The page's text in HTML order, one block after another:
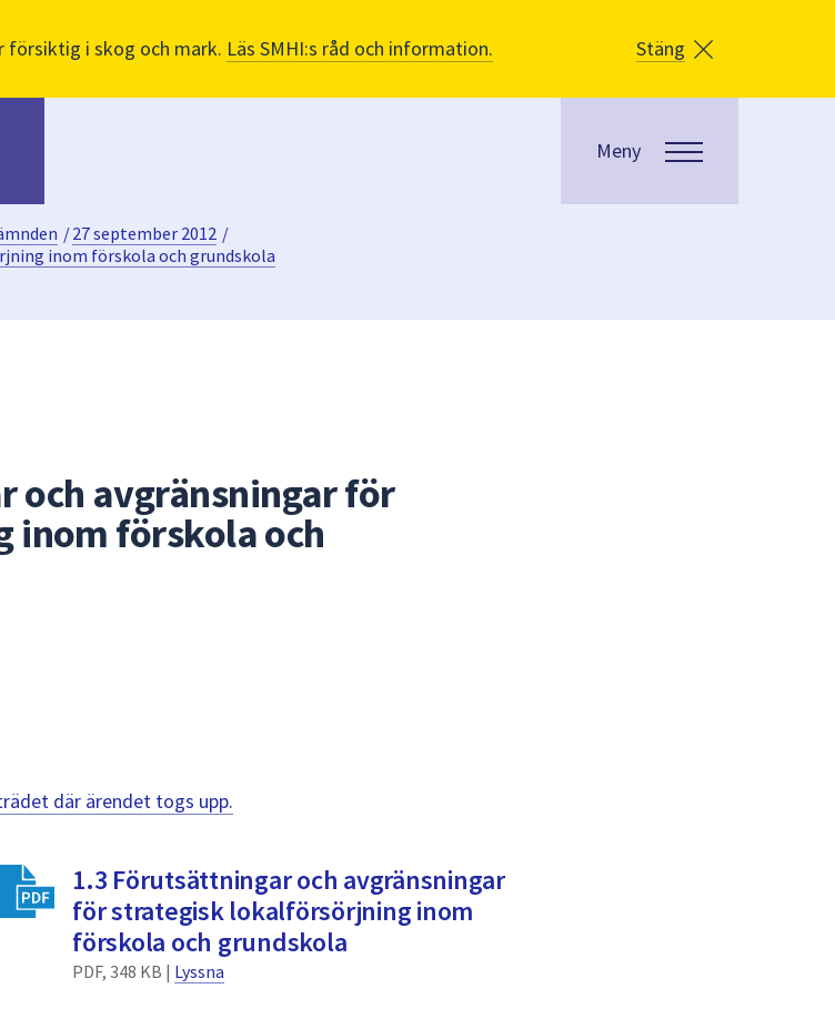
försiktig i skog och mark. Läs SMHI:s råd och information. Stäng
Meny
/27 september 2012 /
inom förskola och grundskola
och avgränsningar för
inom förskola och
där ärendet togs upp.
1.3 Förutsättningar och avgränsningar
för strategisk lokalförsörjning inom
förskola och grundskola
PDF, 348 KB | Lyssna